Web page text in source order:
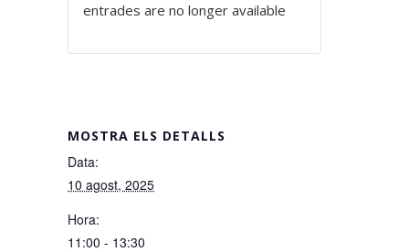
MOSTRA ELS DETALLS
Data:
10 agost, 2025
Hora:
11:00 - 13:30
entrades are no longer available